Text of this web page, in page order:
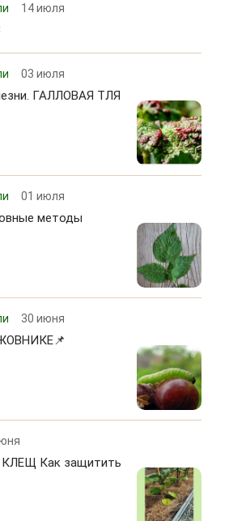
14 июля
03 июля
ГАЛЛОВАЯ ТЛЯ
01 июля
методы
30 июня
Как защитить